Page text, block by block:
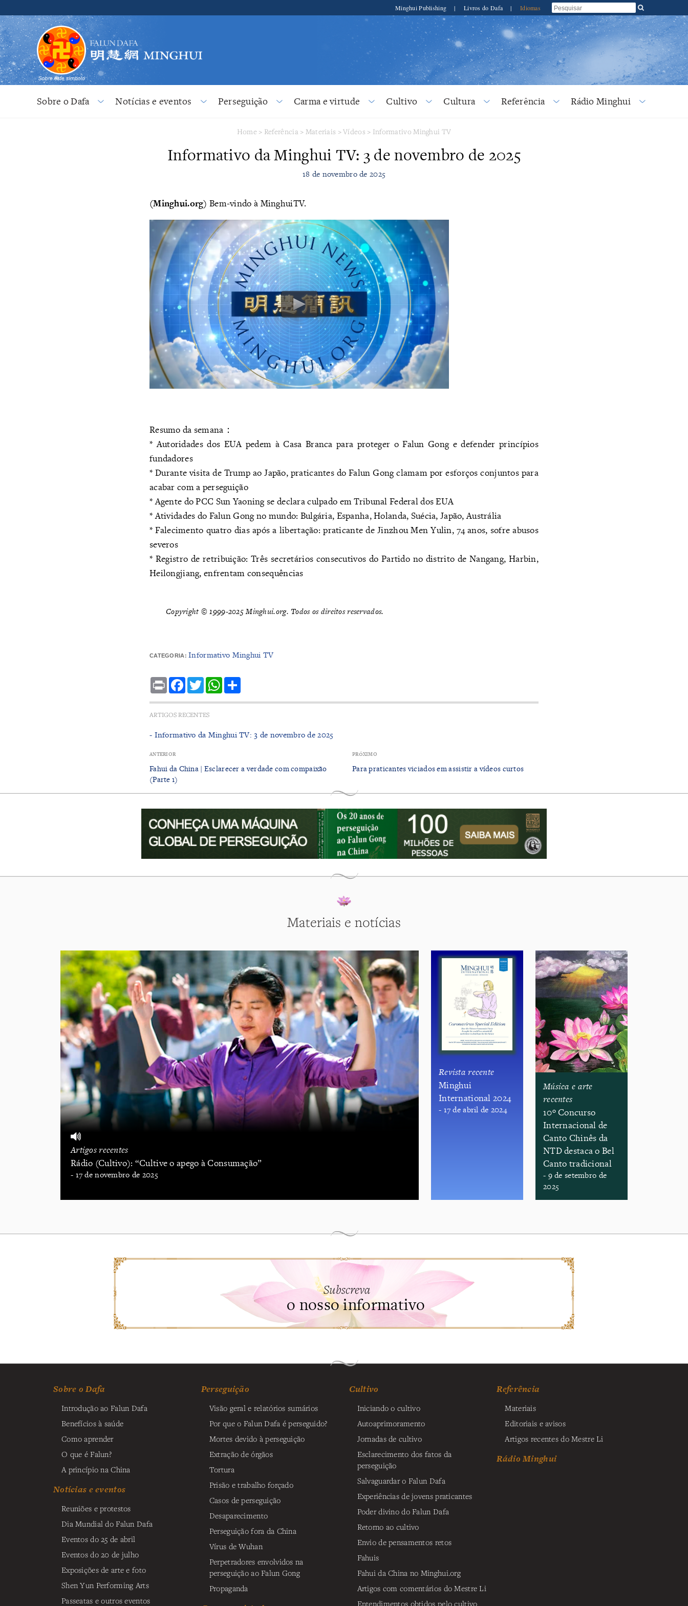
Minghui Publishing | Livros do Dafa | Idiomas
Sobre o Dafa Notícias e eventos Perseguição Carma e virtude Cultivo Cultura Referência Rádio Minghui
Home > Referência > Materiais >Vídeos > Informativo Minghui TV
Informativo da Minghui TV: 3 de novembro de 2025
18 de novembro de 2025
(Minghui.org)Bem-vindo à MinghuiTV.
Resumo da semana：
* Autoridades dos EUA pedem à Casa Branca para proteger o Falun Gong e defender princípios
fundadores
* Durante visita de Trump ao Japão, praticantes do Falun Gong clamam por esforços conjuntos para
acabar com a perseguição
* Agente do PCC Sun Yaoning se declara culpado em Tribunal Federal dos EUA
* Atividades do Falun Gong no mundo: Bulgária, Espanha, Holanda, Suécia, Japão, Austrália
* Falecimento quatro dias após a libertação: praticante de Jinzhou Men Yulin, 74 anos, sofre abusos
severos
* Registro de retribuição: Três secretários consecutivos do Partido no distrito de Nangang, Harbin,
Heilongjiang, enfrentam consequências
Copyright © 1999-2025 Minghui.org. Todos os direitos reservados.
CATEGORIA: Informativo Minghui TV
Print Facebook
TwitterWhatsApp
ARTIGOS RECENTES
- Informativo da Minghui TV: 3 de novembro de 2025
ANTERIOR
Fahui da China | Esclarecer a verdade com compaixão
(Parte 1)
PRÓXIMO
Para praticantes viciados em assistir a vídeos curtos
Materiais e notícias
Artigos recentes
Rádio (Cultivo): “Cultive o apego à Consumação”
- 17 de novembro de 2025
Revista recente
​Minghui
International 2024
- 17 de abril de 2024
Música e arte
recentes
​10º Concurso
Internacional de
Canto Chinês da
NTD destaca o Bel
Canto tradicional
- 9 de setembro de
2025
Subscreva
o nosso informativo
Sobre o Dafa
Introdução ao Falun Dafa
Benefícios à saúde
Como aprender
O que é Falun?
A princípio na China
Notícias e eventos
Reuniões e protestos
Dia Mundial do Falun Dafa
Eventos do 25 de abril
Eventos do 20 de julho
Exposições de arte e foto
Shen Yun Performing Arts
Passeatas e outros eventos
Perseguição
Visão geral e relatórios sumários
Por que o Falun Dafa é perseguido?
Mortes devido à perseguição
Extração de órgãos
Tortura
Prisão e trabalho forçado
Casos de perseguição
Desaparecimento
Perseguição fora da China
Vírus de Wuhan
Perpetradores envolvidos na
perseguição ao Falun Gong
Propaganda
Cultivo
Iniciando o cultivo
Autoaprimoramento
Jornadas de cultivo
Esclarecimento dos fatos da
perseguição
Salvaguardar o Falun Dafa
Experiências de jovens praticantes
Poder divino do Falun Dafa
Retorno ao cultivo
Envio de pensamentos retos
Fahuis
Fahui da China no Minghui.org
Artigos com comentários do Mestre Li
Entendimentos obtidos pelo cultivo
Referência
Materiais
Editoriais e avisos
Artigos recentes do Mestre Li
Rádio Minghui